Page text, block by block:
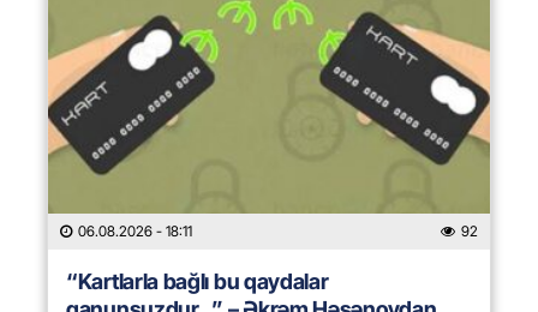
06.08.2026 - 18:11 92
“Kartlarla bağlı bu qaydalar